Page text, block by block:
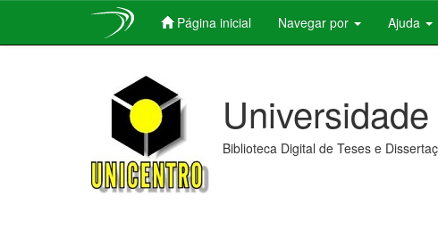
Página inicial Navegar por Ajuda
Biblioteca Digital de Teses e